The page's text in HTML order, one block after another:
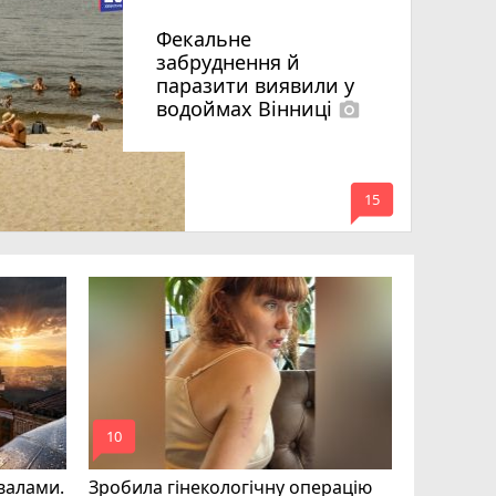
Фекальне
забруднення й
паразити виявили у
водоймах Вінниці photo_camera
mode_comment
15
Зробила гінекологічну операцію
mode_comment
10